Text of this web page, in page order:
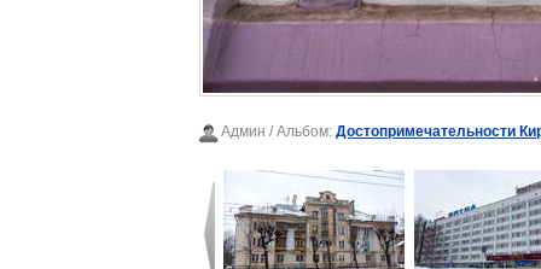
Админ / Альбом: Достопримечательности